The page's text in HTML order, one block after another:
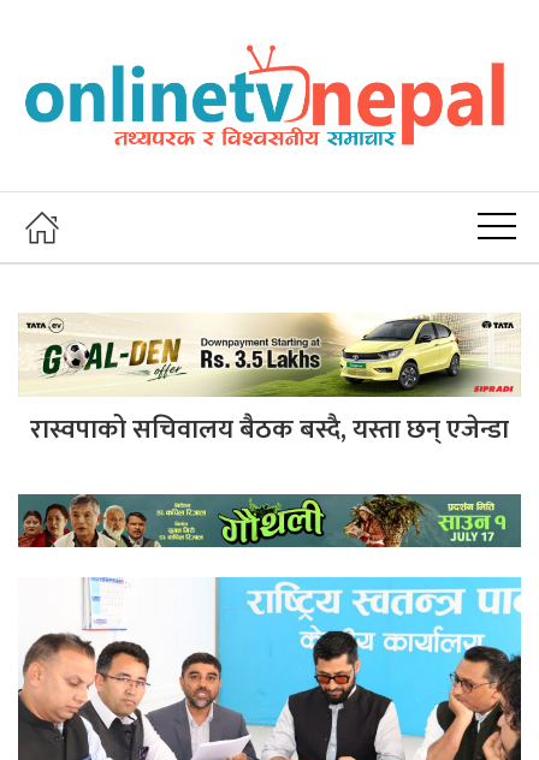
रास्वपाको सचिवालय बैठक बस्दै, यस्ता छन् एजेन्डा